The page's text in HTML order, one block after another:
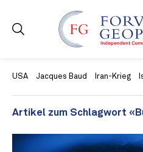
USA Jacques Baud Iran-Krieg
Artikel zum Schlagwort